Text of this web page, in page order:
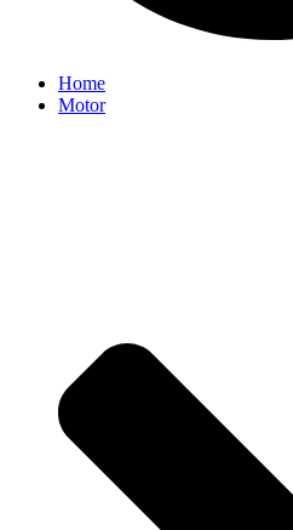
Home
Motor